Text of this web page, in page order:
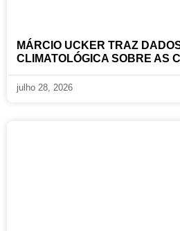
MÁRCIO UCKER TRAZ
CLIMATOLÓGICA SOBRE AS
julho 28, 2026